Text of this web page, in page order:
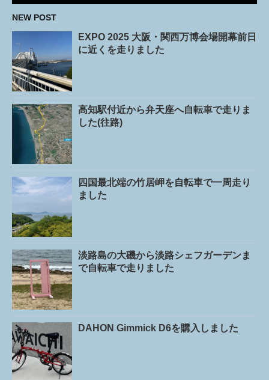
NEW POST
EXPO 2025 大阪・関西万博会場開幕前日
に近くを走りました
高知駅付近から弁天座へ自転車で走りま
した(往路)
四国最北端の竹居岬を自転車で一周走り
ました
淡路島の大磯から淡路シェフガーデンま
で自転車で走りました
DAHON Gimmick D6を購入しました